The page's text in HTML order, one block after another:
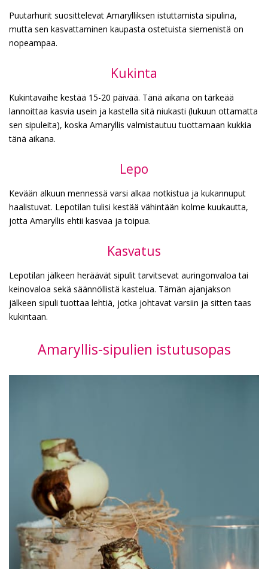
Puutarhurit suosittelevat Amarylliksen istuttamista sipulina,
mutta sen kasvattaminen kaupasta ostetuista siemenistä on
nopeampaa.
Kukinta
Kukintavaihe kestää 15-20 päivää. Tänä aikana on tärkeää
lannoittaa kasvia usein ja kastella sitä niukasti (lukuun ottamatta
sen sipuleita), koska Amaryllis valmistautuu tuottamaan kukkia
tänä aikana.
Lepo
Kevään alkuun mennessä varsi alkaa notkistua ja kukannuput
haalistuvat. Lepotilan tulisi kestää vähintään kolme kuukautta,
jotta Amaryllis ehtii kasvaa ja toipua.
Kasvatus
Lepotilan jälkeen heräävät sipulit tarvitsevat auringonvaloa tai
keinovaloa sekä säännöllistä kastelua. Tämän ajanjakson
jälkeen sipuli tuottaa lehtiä, jotka johtavat varsiin ja sitten taas
kukintaan.
Amaryllis-sipulien istutusopas